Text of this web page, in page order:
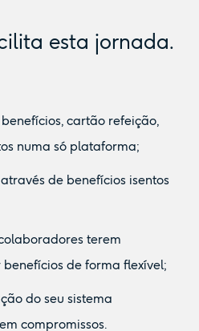
esta jornada.
cartão refeição,
numa só plataforma;
de benefícios isentos
terem
de forma flexível;
do seu sistema
compromissos.